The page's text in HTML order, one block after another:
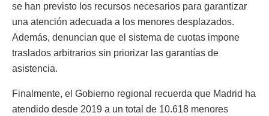
se han previsto los recursos necesarios para garantizar
una atención adecuada a los menores desplazados.
Además, denuncian que el sistema de cuotas impone
traslados arbitrarios sin priorizar las garantías de
asistencia.
Finalmente, el Gobierno regional recuerda que Madrid ha
atendido desde 2019 a un total de 10.618 menores